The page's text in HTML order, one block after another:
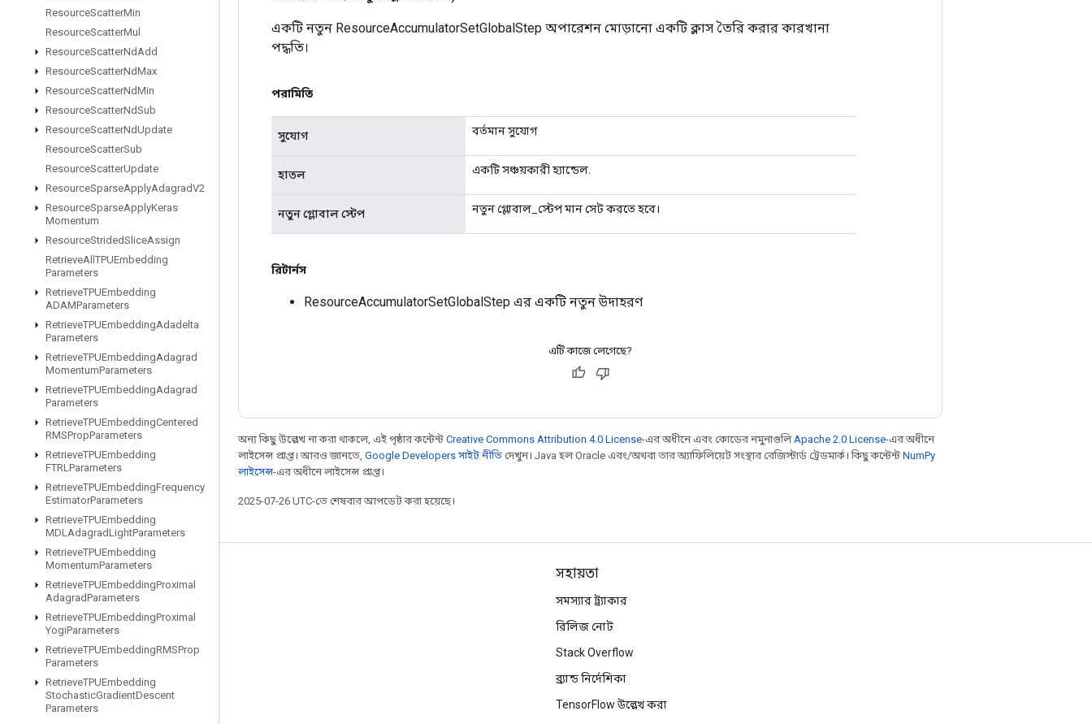
ResourceScatterMin
ResourceScatterMul
ResourceScatterNdAdd
ResourceScatterNdMax
ResourceScatterNdMin
ResourceScatterNdSub
ResourceScatterNdUpdate
ResourceScatterSub
ResourceScatterUpdate
ResourceSparseApplyAdagradV2
ResourceSparseApplyKeras
Momentum
ResourceStridedSliceAssign
RetrieveAll TPUEmbedding
Parameters
RetrieveTPUEmbedding
ADAMParameters
RetrieveTPUEmbeddingAdadelta
Parameters
RetrieveTPUEmbeddingAdagrad
MomentumParameters
RetrieveTPUEmbeddingAdagrad
Parameters
RetrieveTPUEmbeddingCentered
RMSPropParameters
RetrieveTPUEmbedding
FTRLParameters
RetrieveTPUEmbeddingFrequency
EstimatorParameters
RetrieveTPUEmbedding
MDLAdagradLightParameters
RetrieveTPUEmbedding
MomentumParameters
RetrieveTPUEmbeddingProximal
AdagradParameters
RetrieveTPUEmbeddingProximal
YogiParameters
RetrieveTPUEmbeddingRMSProp
Parameters
RetrieveTPUEmbedding
StochasticGradientDescent
Parameters
একটি নতুন ResourceAccumulatorSetGlobalStep অপারেশন মোড়ানো একটি ক্লাস তৈরি করার কারখানা
পদ্ধতি।
পরামিতি
সুযোগ বর্তমান সুযোগ
হাতল একটি সঞ্চয়কারী হ্যান্ডেল.
নতুন গ্লোবাল স্টেপ নতুন গ্লোবাল_স্টেপ মান সেট করতে হবে।
রিটার্নস
ResourceAccumulatorSetGlobalStep এর একটি নতুন উদাহরণ
এটি কাজে লেগেছে?
অন্য কিছু উল্লেখ না করা থাকলে, এই পৃষ্ঠার কন্টেন্ট Creative Commons Attribution 4.0 License-এর অধীনে এবং কোডের নমুনাগুলি Apache 2.0 License-এর অধীনে
লাইসেন্স প্রাপ্ত। আরও জানতে, Google Developers সাইট নীতি দেখুন। Java হল Oracle এবং/অথবা তার অ্যাফিলিয়েট সংস্থার রেজিস্টার্ড ট্রেডমার্ক। কিছু কন্টেন্ট NumPy
লাইসেন্স-এর অধীনে লাইসেন্স প্রাপ্ত।
2025-07-26 UTC-তে শেষবার আপডেট করা হয়েছে।
সবসময় যুক্ত থাকুন
ফোরাম
GitHub
Twitter
YouTube
সহায়তা
সমস্যার ট্র্যাকার
রিলিজ নোট
Stack Overflow
ব্র্যান্ড নির্দেশিকা
TensorFlow উল্লেখ করা